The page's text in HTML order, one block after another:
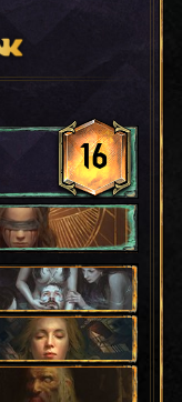
16